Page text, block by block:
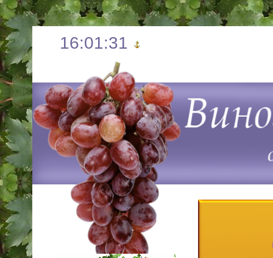
16:01:33